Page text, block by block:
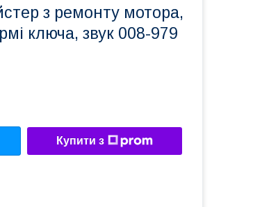
з ремонту мотора,
ключа, звук 008-979
Купити з